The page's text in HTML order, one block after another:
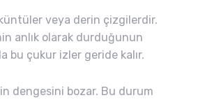
veya derin çizgilerdir.
anlık olarak durduğunun
bu çukur izler geride kalır.
dengesini bozar. Bu durum